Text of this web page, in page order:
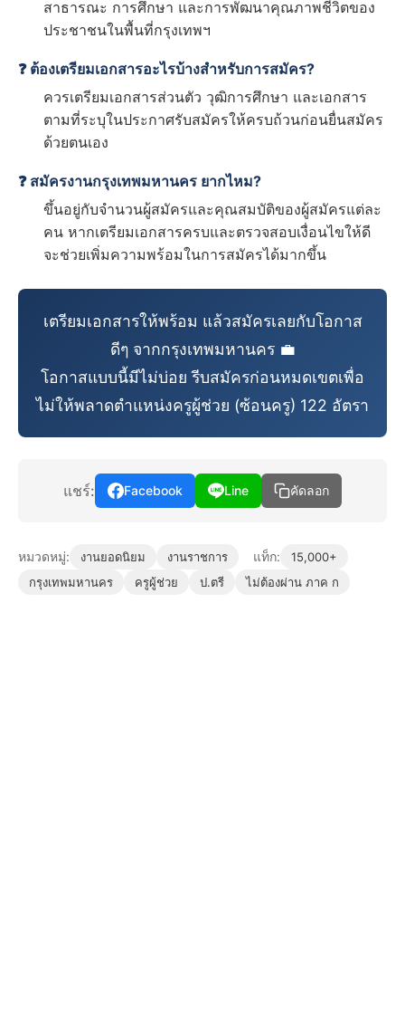
สาธารณะ การศึกษา และการพัฒนาคุณภาพชีวิตของ
ประชาชนในพื้นที่กรุงเทพฯ
❓ ต้องเตรียมเอกสารอะไรบ้างสำหรับการสมัคร?
ควรเตรียมเอกสารส่วนตัว วุฒิการศึกษา และเอกสาร
ตามที่ระบุในประกาศรับสมัครให้ครบถ้วนก่อนยื่นสมัคร
ด้วยตนเอง
❓ สมัครงานกรุงเทพมหานคร ยากไหม?
ขึ้นอยู่กับจำนวนผู้สมัครและคุณสมบัติของผู้สมัครแต่ละ
คน หากเตรียมเอกสารครบและตรวจสอบเงื่อนไขให้ดี
จะช่วยเพิ่มความพร้อมในการสมัครได้มากขึ้น
เตรียมเอกสารให้พร้อม แล้วสมัครเลยกับโอกาส
ดีๆ จากกรุงเทพมหานคร 💼
โอกาสแบบนี้มีไม่บ่อย รีบสมัครก่อนหมดเขตเพื่อ
ไม่ให้พลาดตำแหน่งครูผู้ช่วย (ซ้อนครู) 122 อัตรา
แชร์: Facebook Line คัดลอก
หมวดหมู่: งานยอดนิยม งานราชการ แท็ก:
15,000+
กรุงเทพมหานคร
ครูผู้ช่วย ป.ตรี ไม่ต้องผ่าน ภาค ก